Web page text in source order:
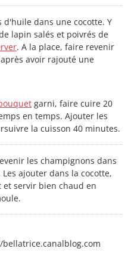
d'huile dans une cocotte. Y
lapin salés et poivrés de
. A la place, faire revenir
avoir rajouté une
garni, faire cuire 20
en temps. Ajouter les
la cuisson 40 minutes.
les champignons dans
ajouter dans la cocotte,
servir bien chaud en